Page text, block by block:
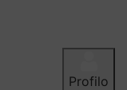
Profilo